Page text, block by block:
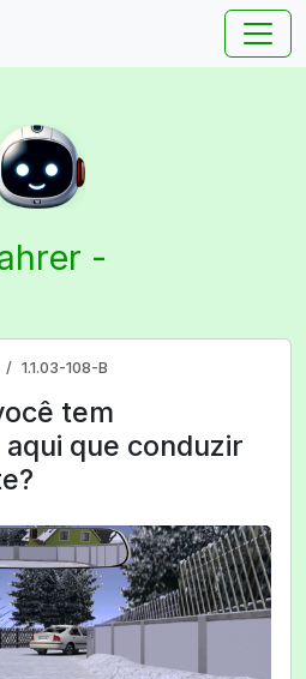
-
1.1.03-108-B
tem
que conduzir